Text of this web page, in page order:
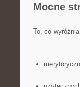
Mocne
To, co